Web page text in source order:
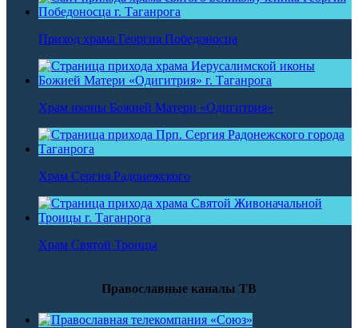
Приход храма Георгия Победоносца
Храм иконы Божией Матери «Одигитрия»
Храм Сергия Радонежского
Храм Святой Троицы
Православные каналы ТВ